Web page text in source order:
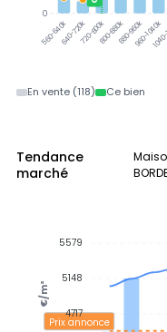
560-640k640-720k720-800k800-880k880-960k960-1040k
0
En vente (118) Ce bien
Tendance
marché
Prix annonce
5579
5148
4717
€/m²